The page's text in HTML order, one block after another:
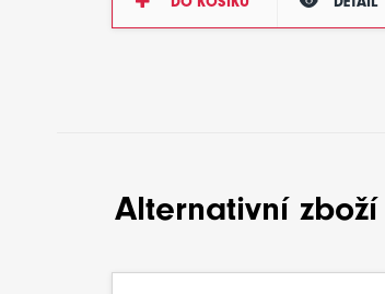
Alternativní zboží